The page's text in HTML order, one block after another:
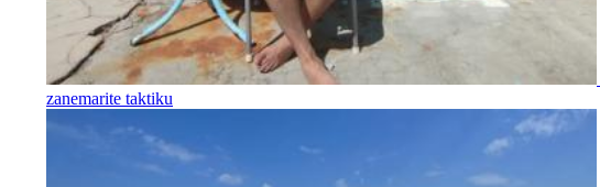
zanemarite taktiku